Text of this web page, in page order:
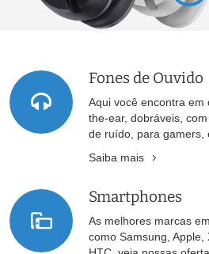
Fones de Ouvido
Aqui você encontra em
the-ear, dobráveis,
de ruído, para gamers,
Saiba mais
Smartphones
As melhores marcas
como Samsung, Apple,